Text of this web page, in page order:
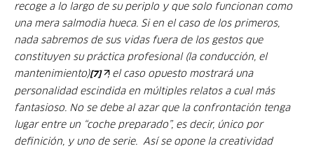
recoge a lo largo de su periplo y que solo funcionan como
una mera salmodia hueca. Si en el caso de los primeros,
nada sabremos de sus vidas fuera de los gestos que
constituyen su práctica profesional (la conducción, el
mantenimiento)[7]
, el caso opuesto mostrará una
personalidad escindida en múltiples relatos a cual más
fantasioso. No se debe al azar que la confrontación tenga
lugar entre un “coche preparado”, es decir, único por
definición, y uno de serie. Así se opone la creatividad